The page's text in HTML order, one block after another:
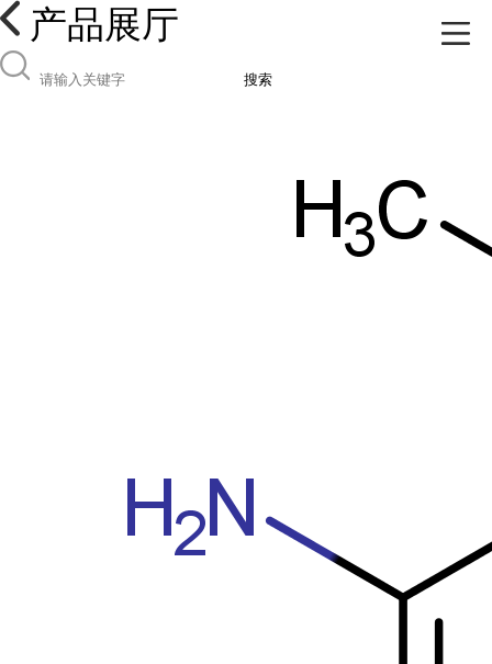
产品展厅
搜索